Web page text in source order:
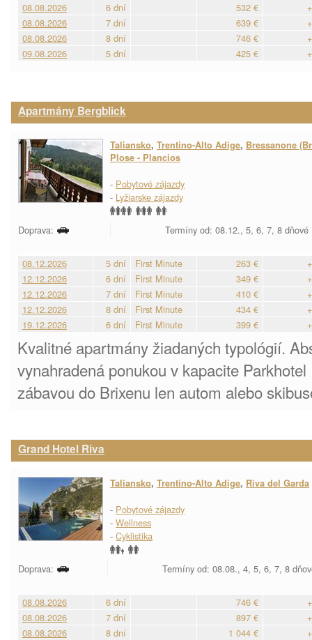
08.08.2026
6 dní 532 €
08.08.2026
7 dní 639 €
08.08.2026
8 dní 746 €
09.08.2026
5 dní 425 €
Apartmány Bergblick
Taliansko, Trentino-Alto Adige, Bressanone
Plose - Plancios
- Pobytové zájazdy
- Lyžiarske zájazdy
Doprava: Termíny od: 08.12., 5, 6, 7, 8 dňové
08.12.2026 5 dní First Minute 263 €
12.12.2026
6 dní First Minute 349 €
12.12.2026
7 dní First Minute 410 €
12.12.2026
8 dní First Minute 434 €
19.12.2026
6 dní First Minute 399 €
Kvalitné apartmány žiadaných typológií.
vynahradená ponukou v kapacite
zábavou do Brixenu len autom alebo
Grand Hotel Riva
Taliansko, Trentino-Alto Adige, Riva del Garda
- Pobytové zájazdy
- Wellness
- Cyklistika
Doprava: Termíny od: 08.08., 4, 5, 6, 7, 8
08.08.2026 6 dní 746 €
08.08.2026
7 dní 897 €
08.08.2026
8 dní 1 044 €